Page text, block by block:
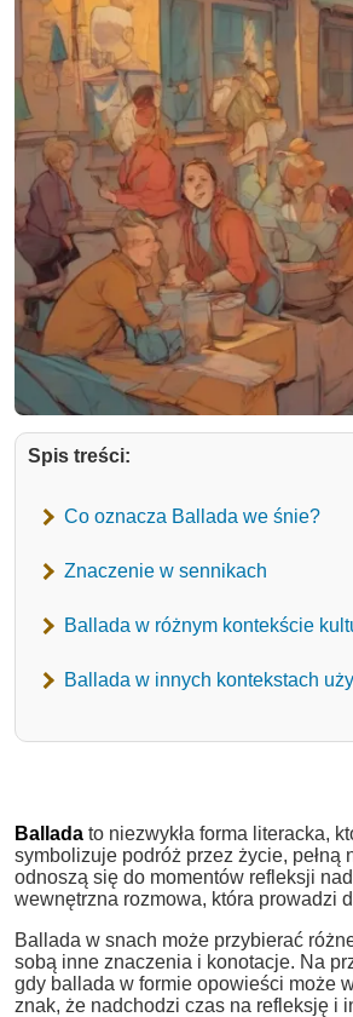
Spis treści:
Co oznacza Ballada we śnie?
Znaczenie w sennikach
Ballada w różnym kontekście
Ballada w innych kontekstach
Ballada to niezwykła forma literacka,
symbolizuje podróż przez życie,
odnoszą się do momentów refleksji
wewnętrzna rozmowa, która prowadzi
Ballada w snach może przybierać
sobą inne znaczenia i konotacje. Na
gdy ballada w formie opowieści może
znak, że nadchodzi czas na refleksję i